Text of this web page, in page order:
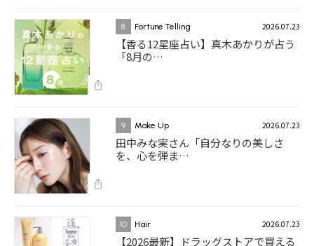
8 Fortune Telling 2026.07.23
【香る12星座占い】真木あかりが占う
「8月の…
9 Make Up 2026.07.23
田中みな実さん「自分なりの美しさ
を、心を弾ま…
10 Hair 2026.07.23
【2026最新】ドラッグストアで買える